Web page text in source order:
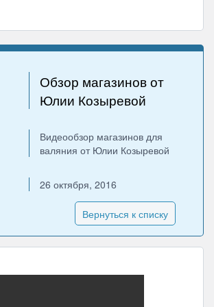
Обзор магазинов от
Юлии Козыревой
Видеообзор магазинов для
валяния от Юлии Козыревой
26 октября, 2016
Вернуться к списку